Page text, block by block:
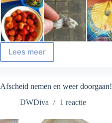
Lees meer
Dag
juni,
juli!
Afscheid nemen en weer doorgaan!
DWDiva
1 reactie